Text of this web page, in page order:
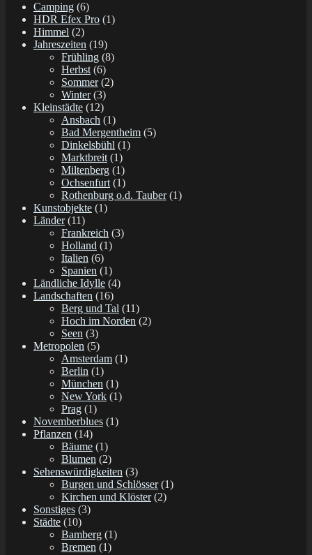
Camping (6)
HDR Efex Pro (1)
Himmel (2)
Jahreszeiten (19)
Frühling (8)
Herbst(6)
Sommer(2)
Winter(3)
Kleinstädte (12)
Ansbach (1)
Bad Mergentheim (5)
Dinkelsbühl (1)
Marktbreit(1)
Miltenberg (1)
Ochsenfurt(1)
Rothenburg o.d. Tauber(1)
Kunstobjekte (1)
Länder(11)
Frankreich (3)
Holland (1)
Italien (6)
Spanien (1)
Ländliche Idylle (4)
Landschaften (16)
Berg und Tal (11)
Hoch im Norden (2)
Seen (3)
Metropolen (5)
Amsterdam (1)
Berlin (1)
München (1)
New York (1)
Prag (1)
Novemberblues (1)
Pflanzen (14)
Bäume (1)
Blumen (2)
Sehenswürdigkeiten (3)
Burgen und Schlösser(1)
Kirchen und Klöster(2)
Sonstiges (3)
Städte (10)
Bamberg (1)
Bremen (1)